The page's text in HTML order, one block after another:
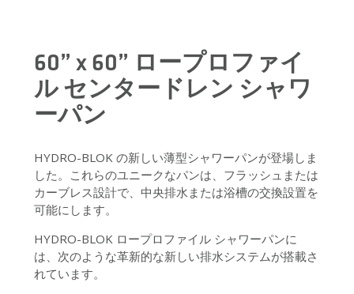
60” x 60” ロープロファイ
ル センタードレン シャワ
ーパン
HYDRO-BLOK の新しい薄型シャワーパンが登場しま
した。これらのユニークなパンは、フラッシュまたは
カーブレス設計で、中央排水または浴槽の交換設置を
可能にします。
HYDRO-BLOK ロープロファイル シャワーパンに
は、次のような革新的な新しい排水システムが搭載さ
れています。